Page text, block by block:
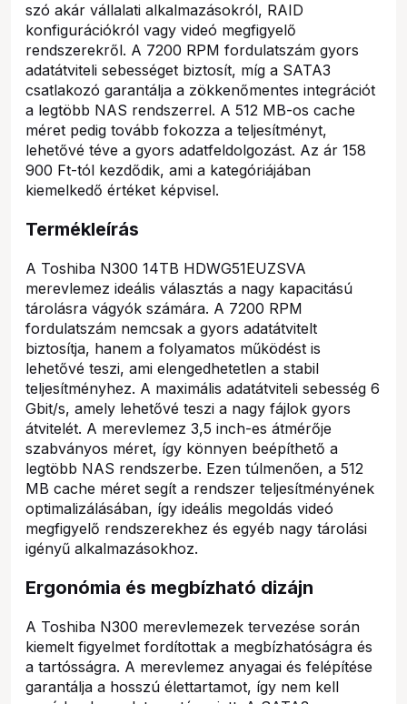
szó akár vállalati alkalmazásokról, RAID
konfigurációkról vagy videó megfigyelő
rendszerekről. A 7200 RPM fordulatszám gyors
adatátviteli sebességet biztosít, míg a SATA3
csatlakozó garantálja a zökkenőmentes integrációt
a legtöbb NAS rendszerrel. A 512 MB-os cache
méret pedig tovább fokozza a teljesítményt,
lehetővé téve a gyors adatfeldolgozást. Az ár 158
900 Ft-tól kezdődik, ami a kategóriájában
kiemelkedő értéket képvisel.
Termékleírás
A Toshiba N300 14TB HDWG51EUZSVA
merevlemez ideális választás a nagy kapacitású
tárolásra vágyók számára. A 7200 RPM
fordulatszám nemcsak a gyors adatátvitelt
biztosítja, hanem a folyamatos működést is
lehetővé teszi, ami elengedhetetlen a stabil
teljesítményhez. A maximális adatátviteli sebesség 6
Gbit/s, amely lehetővé teszi a nagy fájlok gyors
átvitelét. A merevlemez 3,5 inch-es átmérője
szabványos méret, így könnyen beépíthető a
legtöbb NAS rendszerbe. Ezen túlmenően, a 512
MB cache méret segít a rendszer teljesítményének
optimalizálásában, így ideális megoldás videó
megfigyelő rendszerekhez és egyéb nagy tárolási
igényű alkalmazásokhoz.
Ergonómia és megbízható dizájn
A Toshiba N300 merevlemezek tervezése során
kiemelt figyelmet fordítottak a megbízhatóságra és
a tartósságra. A merevlemez anyagai és felépítése
garantálja a hosszú élettartamot, így nem kell